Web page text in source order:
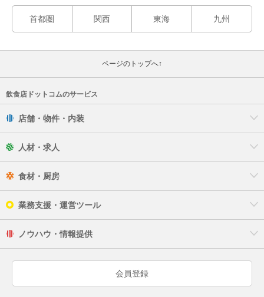
首都圏 関西 東海 九州
ページのトップへ↑
飲食店ドットコムのサービス
店舗・物件・内装
人材・求人
食材・厨房
業務支援・運営ツール
ノウハウ・情報提供
会員登録